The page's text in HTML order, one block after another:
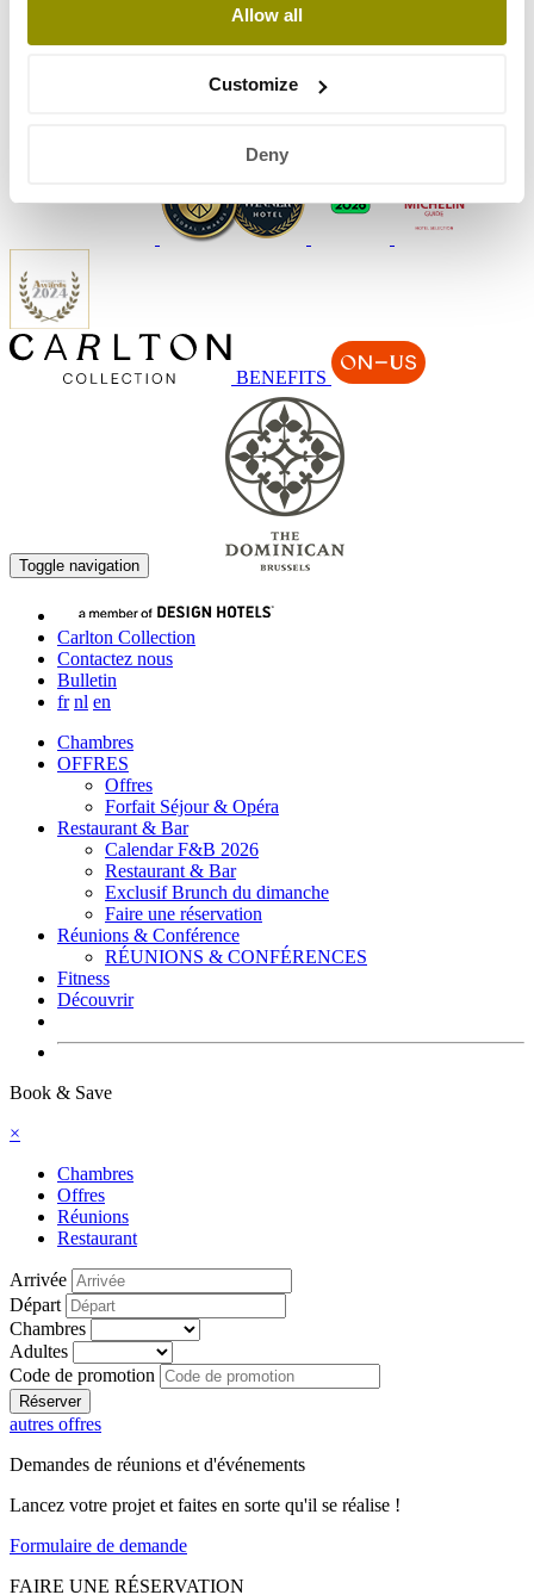
Allow all
Customize
Deny
BENEFITS
Toggle navigation
Carlton Collection
Contactez nous
Bulletin
fr nl en
Chambres
OFFRES
Offres
Forfait Séjour & Opéra
Restaurant & Bar
Calendar F&B 2026
Restaurant & Bar
Exclusif Brunch du dimanche
Faire une réservation
Réunions & Conférence
RÉUNIONS & CONFÉRENCES
Fitness
Découvrir
Book & Save
×
Chambres
Offres
Réunions
Restaurant
Arrivée
Départ
Chambres
Adultes
Code de promotion
autres offres
Demandes de réunions et d'événements
Lancez votre projet et faites en sorte qu'il se réalise !
​Formulaire de demande
FAIRE UNE RÉSERVATION